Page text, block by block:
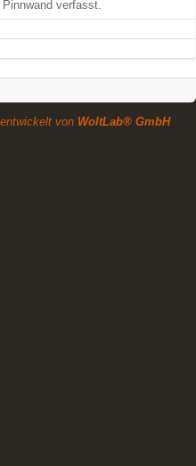
verfasst.
von WoltLab® GmbH